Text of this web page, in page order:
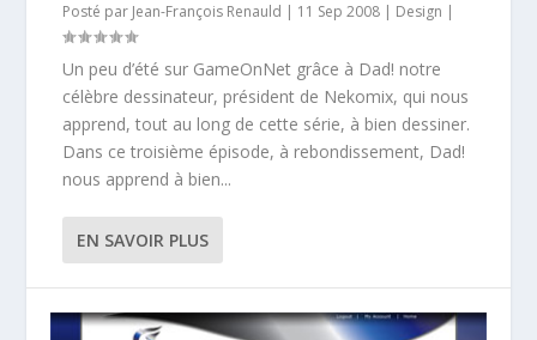
Posté par Jean-François Renauld | 11 Sep 2008 | Design |
Un peu d’été sur GameOnNet grâce à Dad! notre
célèbre dessinateur, président de Nekomix, qui nous
apprend, tout au long de cette série, à bien dessiner.
Dans ce troisième épisode, à rebondissement, Dad!
nous apprend à bien...
EN SAVOIR PLUS